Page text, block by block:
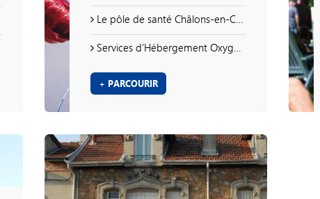
Le pôle de santé Châlons-en-Champagne Centre
Services d'Hébergement Oxygène
+ PARCOURIR